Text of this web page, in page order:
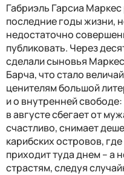
Габриэль Гарсиа
последние годы жизни,
недостаточно
публиковать. Через
сделали сыновья
Барча, что стало
ценителям большой
и о внутренней
в августе сбегает от
счастливо, снимает
карибских островов,
приходит туда днем – а
страстям, следуя